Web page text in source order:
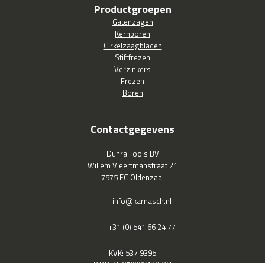
Productgroepen
Gatenzagen
Kernboren
Cirkelzaagbladen
Stiftfrezen
Verzinkers
Frezen
Boren
Contactgegevens
Duhra Tools BV
Willem Vleertmanstraat 21
7575 EC Oldenzaal
info@karnasch.nl
+31 (0) 541 66 24 77
KVK: 537 9395